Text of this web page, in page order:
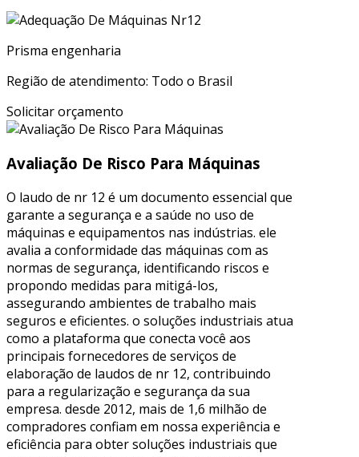
Prisma engenharia
Região de atendimento: Todo o Brasil
Solicitar orçamento
Avaliação De Risco Para Máquinas
O laudo de nr 12 é um documento essencial que
garante a segurança e a saúde no uso de
máquinas e equipamentos nas indústrias. ele
avalia a conformidade das máquinas com as
normas de segurança, identificando riscos e
propondo medidas para mitigá-los,
assegurando ambientes de trabalho mais
seguros e eficientes. o soluções industriais atua
como a plataforma que conecta você aos
principais fornecedores de serviços de
elaboração de laudos de nr 12, contribuindo
para a regularização e segurança da sua
empresa. desde 2012, mais de 1,6 milhão de
compradores confiam em nossa experiência e
eficiência para obter soluções industriais que